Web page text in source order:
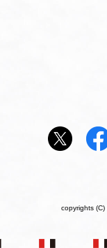
copyrights (C)